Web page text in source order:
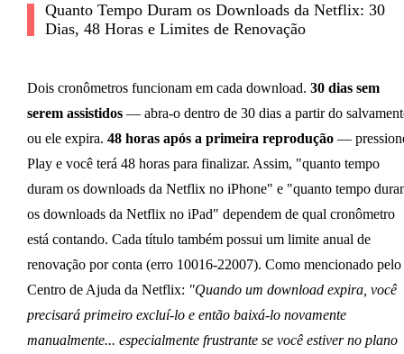
Quanto Tempo Duram os Downloads da Netflix: 30
Dias, 48 Horas e Limites de Renovação
Dois cronômetros funcionam em cada download. 30 dias sem
serem assistidos— abra-o dentro de 30 dias a partir do
ou ele expira. 48 horas após a primeira reprodução—
Play e você terá 48 horas para finalizar. Assim, "quanto tempo
duram os downloads da Netflix no iPhone" e "quanto tempo
os downloads da Netflix no iPad" dependem de qual cronômetro
está contando. Cada título também possui um limite anual de
renovação por conta (erro 10016-22007). Como mencionado pelo
Centro de Ajuda da Netflix: "Quando um download expira, você
precisará primeiro excluí-lo e então baixá-lo novamente
manualmente... especialmente frustrante se você estiver no plano